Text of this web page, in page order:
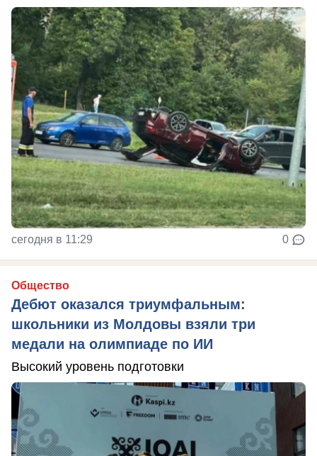
сегодня в 11:29 0
Общество
Дебют оказался триумфальным:
школьники из Молдовы взяли три
медали на олимпиаде по ИИ
Высокий уровень подготовки